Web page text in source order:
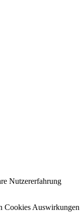
Nutzererfahrung
Cookies Auswirkungen